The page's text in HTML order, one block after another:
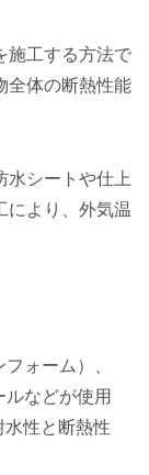
施工する方法で
全体の断熱性能
シートや仕上
により、外気温
ォーム）、
などが使用
水性と断熱性